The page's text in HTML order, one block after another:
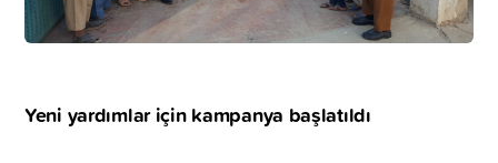
Yeni yardımlar için kampanya başlatıldı